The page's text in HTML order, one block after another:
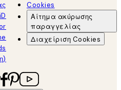
Cookies
Αίτημα ακύρωσης
παραγγελίας
Διαχείριση Cookies